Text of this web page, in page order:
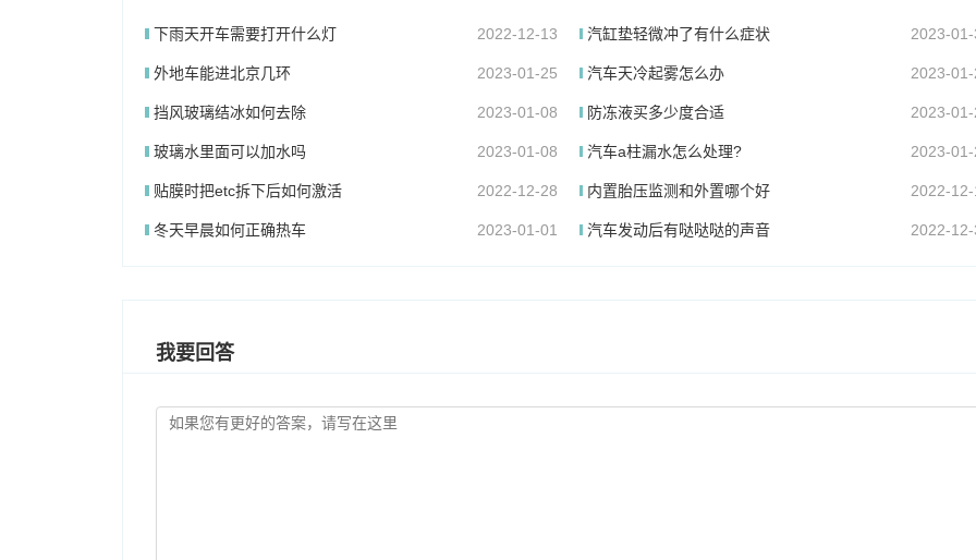
下雨天开车需要打开什么灯 2022-12-13 汽缸垫轻微冲了有什么症状 2023-
外地车能进北京几环 2023-01-25 汽车天冷起雾怎么办 2023-
挡风玻璃结冰如何去除 2023-01-08 防冻液买多少度合适 2023-
玻璃水里面可以加水吗 2023-01-08 汽车a柱漏水怎么处理? 2023-
贴膜时把etc拆下后如何激活 2022-12-28 内置胎压监测和外置哪个好 2022-
冬天早晨如何正确热车 2023-01-01 汽车发动后有哒哒哒的声音 2022-
我要回答